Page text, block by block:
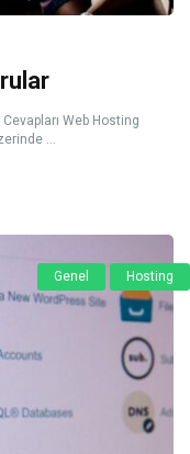
Web Hosting
...
Genel Hosting